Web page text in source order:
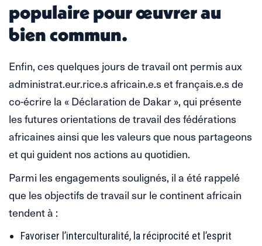
populaire pour œuvrer au
bien commun.
Enfin, ces quelques jours de travail ont permis aux
administrat.eur.rice.s africain.e.s et français.e.s de
co-écrire la « Déclaration de Dakar », qui présente
les futures orientations de travail des fédérations
africaines ainsi que les valeurs que nous partageons
et qui guident nos actions au quotidien.
Parmi les engagements soulignés, il a été rappelé
que les objectifs de travail sur le continent africain
tendent à :
Favoriser l’interculturalité, la réciprocité et l’esprit